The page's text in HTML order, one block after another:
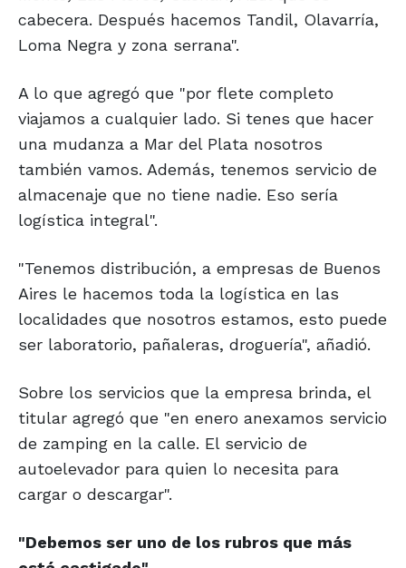
cabecera. Después hacemos Tandil, Olavarría,
Loma Negra y zona serrana".
A lo que agregó que "por flete completo
viajamos a cualquier lado. Si tenes que hacer
una mudanza a Mar del Plata nosotros
también vamos. Además, tenemos servicio de
almacenaje que no tiene nadie. Eso sería
logística integral".
"Tenemos distribución, a empresas de Buenos
Aires le hacemos toda la logística en las
localidades que nosotros estamos, esto puede
ser laboratorio, pañaleras, droguería", añadió.
Sobre los servicios que la empresa brinda, el
titular agregó que "en enero anexamos servicio
de zamping en la calle. El servicio de
autoelevador para quien lo necesita para
cargar o descargar".
"Debemos ser uno de los rubros que más